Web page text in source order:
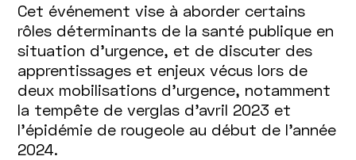
Cet événement vise à aborder certains
rôles déterminants de la santé publique en
situation d’urgence, et de discuter des
apprentissages et enjeux vécus lors de
deux mobilisations d’urgence, notamment
la tempête de verglas d’avril 2023 et
l’épidémie de rougeole au début de l’année
2024.